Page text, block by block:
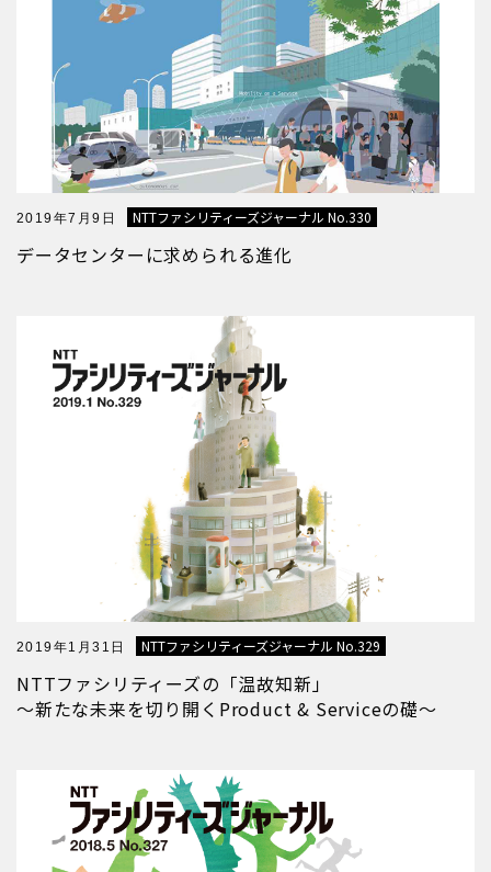
2019年7月9日 NTTファシリティーズジャーナル No.330
データセンターに求められる進化
2019年1月31日 NTTファシリティーズジャーナル No.329
NTTファシリティーズの「温故知新」
～新たな未来を切り開くProduct & Serviceの礎～